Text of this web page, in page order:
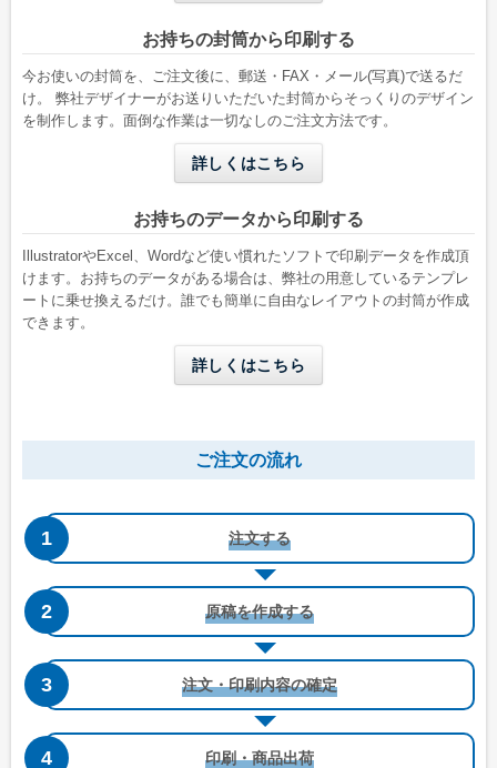
洋形2号タテ
お持ちの封筒から印刷する
今お使いの封筒を、ご注文後に、郵送・FAX・メール(写真)で送るだ
け。 弊社デザイナーがお送りいただいた封筒からそっくりのデザイン
を制作します。面倒な作業は一切なしのご注文方法です。
詳しくはこちら
お持ちのデータから印刷する
IllustratorやExcel、Wordなど使い慣れたソフトで印刷データを作成頂
けます。お持ちのデータがある場合は、弊社の用意しているテンプレ
ートに乗せ換えるだけ。誰でも簡単に自由なレイアウトの封筒が作成
できます。
詳しくはこちら
ご注文の流れ
注文する
原稿を作成する
注文・印刷内容の確定
印刷・商品出荷